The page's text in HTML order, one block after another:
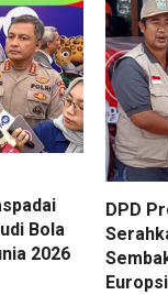
Bola
2026
DPD